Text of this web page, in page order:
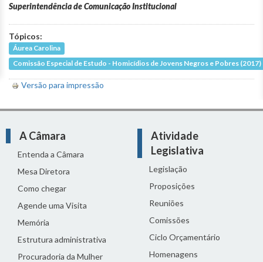
Superintendência de Comunicação Institucional
Tópicos:
Áurea Carolina
Comissão Especial de Estudo - Homicídios de Jovens Negros e Pobres (2017)
Versão para impressão
A Câmara
Entenda a Câmara
Mesa Diretora
Como chegar
Agende uma Visita
Memória
Estrutura administrativa
Procuradoria da Mulher
Atividade
Legislativa
Legislação
Proposições
Reuniões
Comissões
Ciclo Orçamentário
Homenagens